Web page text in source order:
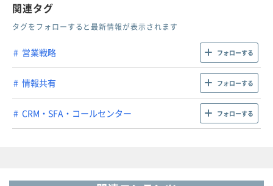
関連タグ
タグをフォローすると最新情報が表示されます
営業戦略 フォローする
情報共有 フォローする
CRM・SFA・コールセンター フォローする